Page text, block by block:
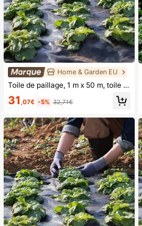
Home & Garden EU
Toile de paillage, 1 m x 50 m, toile de jardin robuste, toile de contrôle tissée en polypropylène, toile pour allée, géotextile pour aménagement paysager, couvre-sol, tapis de blocage, Bl
31 ,07€ -5% 32,71€